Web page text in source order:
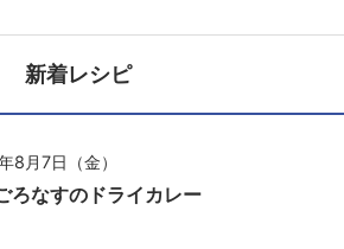
新着レシピ
8月7日（金）
ろなすのドライカレー